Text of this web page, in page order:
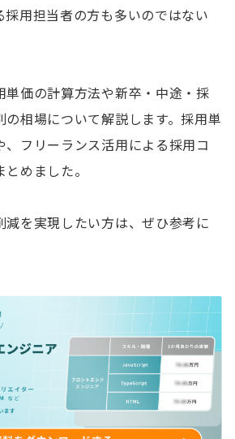
採用担当者の方も多いのではない
単価の計算方法や新卒・中途・採
の相場について解説します。採用単
、フリーランス活用による採用コ
めました。
減を実現したい方は、ぜひ参考に